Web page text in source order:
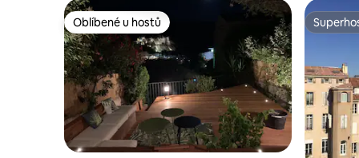
Oblíbené u hostů
Oblíbené u hostů